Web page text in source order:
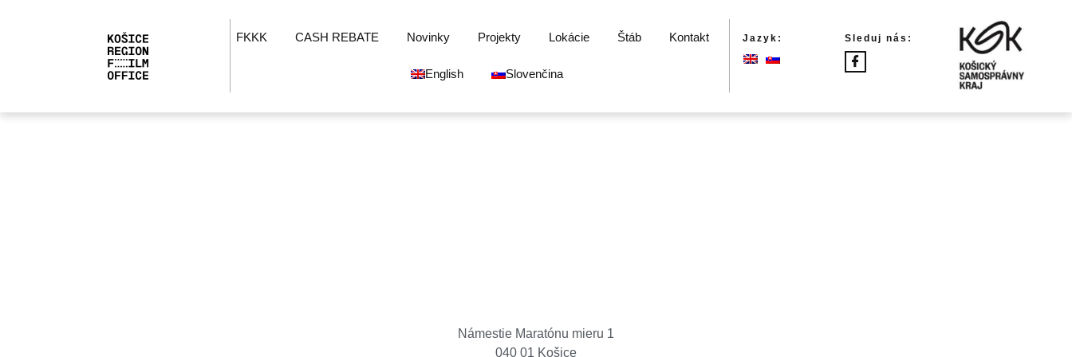
FKKK CASH REBATE Novinky Projekty Lokácie Štáb Kontakt
English Slovenčina
Jazyk: Sleduj nás:
Námestie Maratónu mieru 1
040 01 Košice